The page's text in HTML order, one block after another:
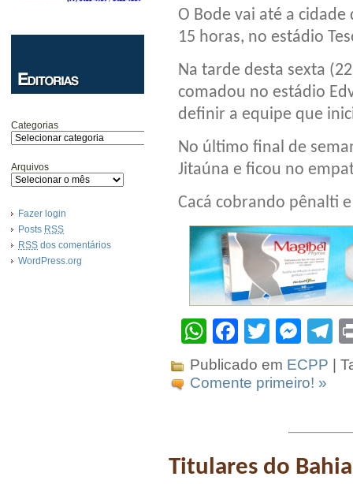
Categorias
Arquivos
Fazer login
Posts RSS
RSS dos comentários
WordPress.org
O Bode vai até a
15 horas, no estádio
Na tarde desta sexta
comadou no estádio
definir a equipe que
No último final de
Jitaúna e ficou no
Cacá cobrando pênalti
WhatsApp
Facebook
Twitter
Publicado em ECPP |
Comente primeiro! »
Titulares do